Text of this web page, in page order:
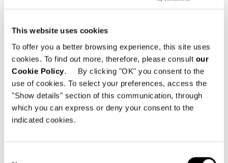
This website uses cookies
To offer you a better browsing experience, this site uses
cookies. To find out more, therefore, please consult our
Cookie Policy. By clicking "OK" you consent to the
use of cookies. To select your preferences, access the
"Show details" section of this communication, through
which you can express or deny your consent to the
indicated cookies.